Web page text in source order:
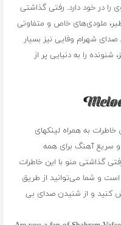
در خود دارد. رفتی گذاشتی
ملودی‌های خاص و متفاوتی
شهرام وفایی نیز بسیار
را به دنیایی پر از
به همراه لینکهای
و سریع آهنگ برای همه
گذاشتی منو با این خاطرات
است و شما می‌توانید از طریق
کنید و از شنیدن صدای بی